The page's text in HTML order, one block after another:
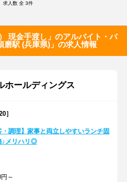
求人数 全 3件
現金手渡し」のアルバイト・バ
磨駅 (兵庫県)」の求人情報
ホールディングス
］
・調理】家事と両立しやすいランチ固
♪メリハリ◎
～